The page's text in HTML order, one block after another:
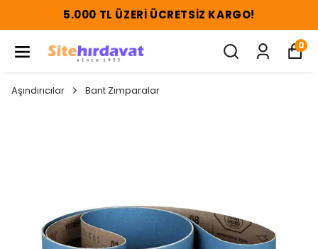
5.000 TL ÜZERI ÜCRETSIZ KARGO!
0
Aşındırıcılar Bant Zımparalar